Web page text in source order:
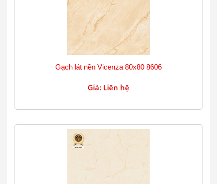
Gạch lát nền Vicenza 80x80 8606
Giá: Liên hệ